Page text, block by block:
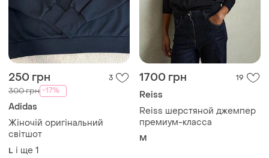
250 грн 3
300 грн -17%
Adidas
Жіночій оригінальний
світшот
L і ще 1
1700 грн 19
Reiss
Reiss шерстяной джемпер
премиум-класса
M